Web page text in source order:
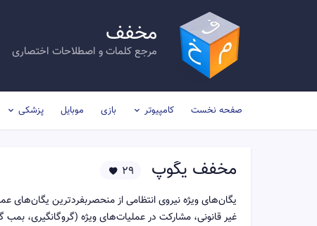
مخفف
مرجع کلمات و اصطلاحات اختصاری
صفحه نخست کامپیوتر بازی موبایل پزشکی
مخفف یگوپ 29
یگان‌های ویژه نیروی انتظامی از منحصربفردترین یگان‌های
غیر قانونی، مشارکت در عملیات‌های ویژه (گروگانگیری،